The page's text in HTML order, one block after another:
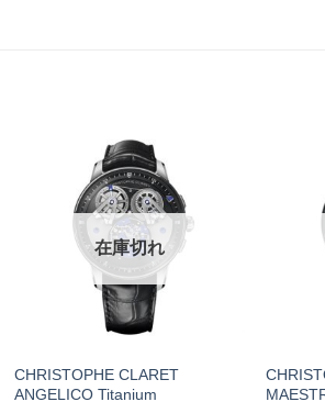
在庫切れ
CHRISTOPHE CLARET
ANGELICO Titanium